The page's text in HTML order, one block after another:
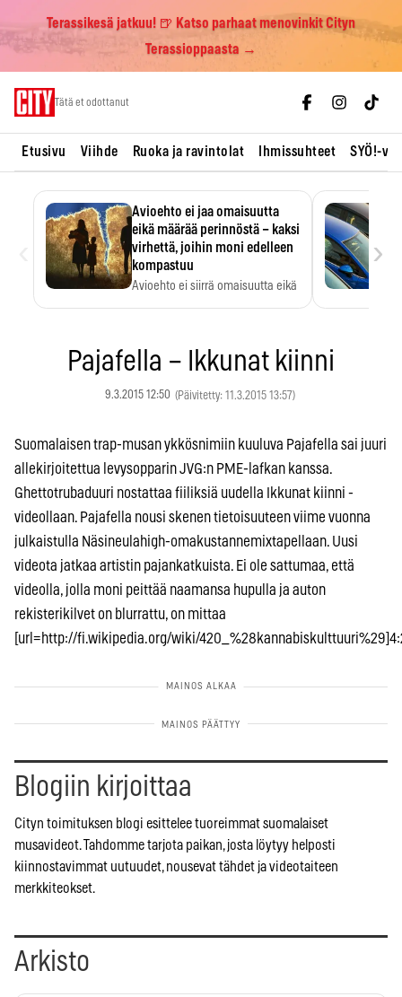
Terassikesä jatkuu! 🍺 Katso parhaat menovinkit Cityn
Terassioppaasta →
Tätä et odottanut
Etusivu Viihde Ruoka ja ravintolat Ihmissuhteet SYÖ!-
Avioehto ei jaa omaisuutta
eikä määrää perinnöstä – kaksi
virhettä, joihin moni edelleen
kompastuu
Avioehto ei siirrä omaisuutta eikä
›
Pajafella – Ikkunat kiinni
9.3.2015 12:50 (Päivitetty: 11.3.2015 13:57)
Suomalaisen trap-musan ykkösnimiin kuuluva Pajafella sai juuri
allekirjoitettua levysopparin JVG:n PME-lafkan kanssa.
Ghettotrubaduuri nostattaa fiiliksiä uudella Ikkunat kiinni -
videollaan. Pajafella nousi skenen tietoisuuteen viime vuonna
julkaistulla Näsineulahigh-omakustannemixtapellaan. Uusi
videota jatkaa artistin pajankatkuista. Ei ole sattumaa, että
videolla, jolla moni peittää naamansa hupulla ja auton
rekisterikilvet on blurrattu, on mittaa
[url=http://fi.wikipedia.org/wiki/
Blogiin kirjoittaa
Cityn toimituksen blogi esittelee tuoreimmat suomalaiset
musavideot. Tahdomme tarjota paikan, josta löytyy helposti
kiinnostavimmat uutuudet, nousevat tähdet ja videotaiteen
merkkiteokset.
Arkisto